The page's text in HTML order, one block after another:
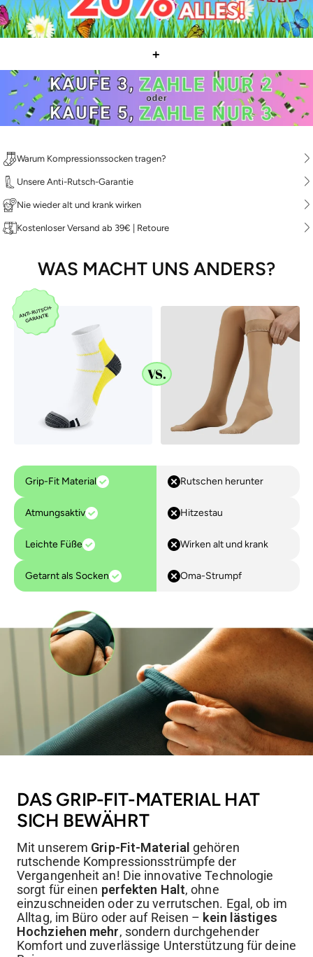
+
Warum Kompressionssocken tragen?
Unsere Anti-Rutsch-Garantie
Nie wieder alt und krank wirken
Kostenloser Versand ab 39€ | Retoure
WAS MACHT UNS ANDERS?
VS.
ANTI-RUTSCH-
GARANTIE
Grip-Fit Material Rutschen herunter
Atmungsaktiv Hitzestau
Leichte Füße Wirken alt und krank
Getarnt als Socken Oma-Strumpf
DAS GRIP-FIT-MATERIAL HAT
SICH BEWÄHRT
Mit unserem Grip-Fit-Material gehören
rutschende Kompressionsstrümpfe der
Vergangenheit an! Die innovative Technologie
sorgt für einen perfekten Halt, ohne
einzuschneiden oder zu verrutschen. Egal, ob im
Alltag, im Büro oder auf Reisen – kein lästiges
Hochziehen mehr, sondern durchgehender
Komfort und zuverlässige Unterstützung für deine